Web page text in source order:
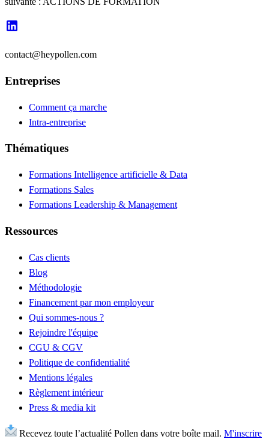
contact@heypollen.com
Entreprises
Comment ça marche
Intra-entreprise
Thématiques
Formations Intelligence artificielle & Data
Formations Sales
Formations Leadership & Management
Ressources
Cas clients
Blog
Méthodologie
Financement par mon employeur
Qui sommes-nous ?
Rejoindre l'équipe
CGU & CGV
Politique de confidentialité
Mentions légales
Règlement intérieur
Press & media kit
Recevez toute l’actualité Pollen dans votre boîte mail. M'inscrire